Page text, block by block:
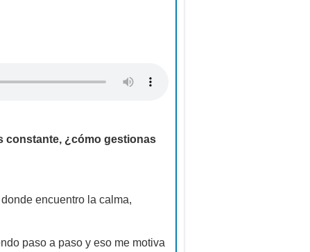
constante, ¿cómo gestionas
encuentro la calma,
paso a paso y eso me motiva